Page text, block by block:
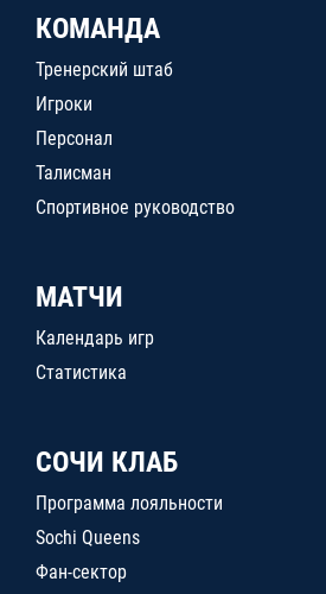
КОМАНДА
Тренерский штаб
Игроки
Персонал
Талисман
Спортивное руководство
МАТЧИ
Календарь игр
Статистика
СОЧИ КЛАБ
Программа лояльности
Sochi Queens
Фан-сектор